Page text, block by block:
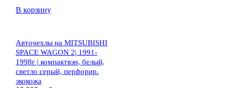
В корзину
Авточехлы на MITSUBISHI
SPACE WAGON 2| 1991-
1998г | компактвэн, белый,
светло серый, перфорир.
экокожа